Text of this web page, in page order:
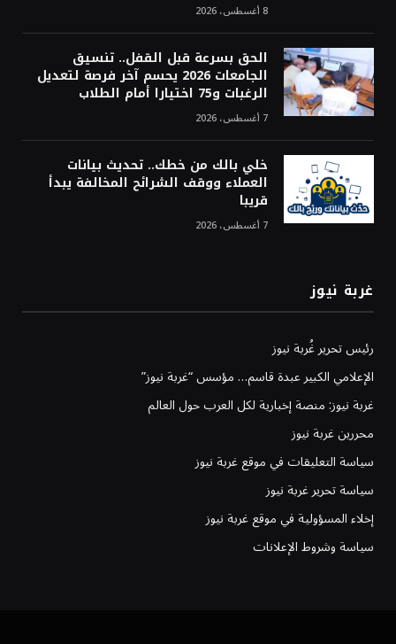
8 أغسطس، 2026
الحق بسرعة قبل القفل.. تنسيق
الجامعات 2026 يحسم آخر فرصة لتعديل
الرغبات و75 اختيارا أمام الطلاب
7 أغسطس، 2026
خلي بالك من خطك.. تحديث بيانات
العملاء ووقف الشرائح المخالفة يبدأ
قريبا
7 أغسطس، 2026
غربة نيوز
رئيس تحرير غُربة نيوز
الإعلامي الكبير عبدة قاسم… مؤسس “غربة نيوز”
غربة نيوز: منصة إخبارية لكل العرب حول العالم
محررين غربة نيوز
سياسة التعليقات في موقع غربة نيوز
سياسة تحرير غربة نيوز
إخلاء المسؤولية في موقع غربة نيوز
سياسة وشروط الإعلانات